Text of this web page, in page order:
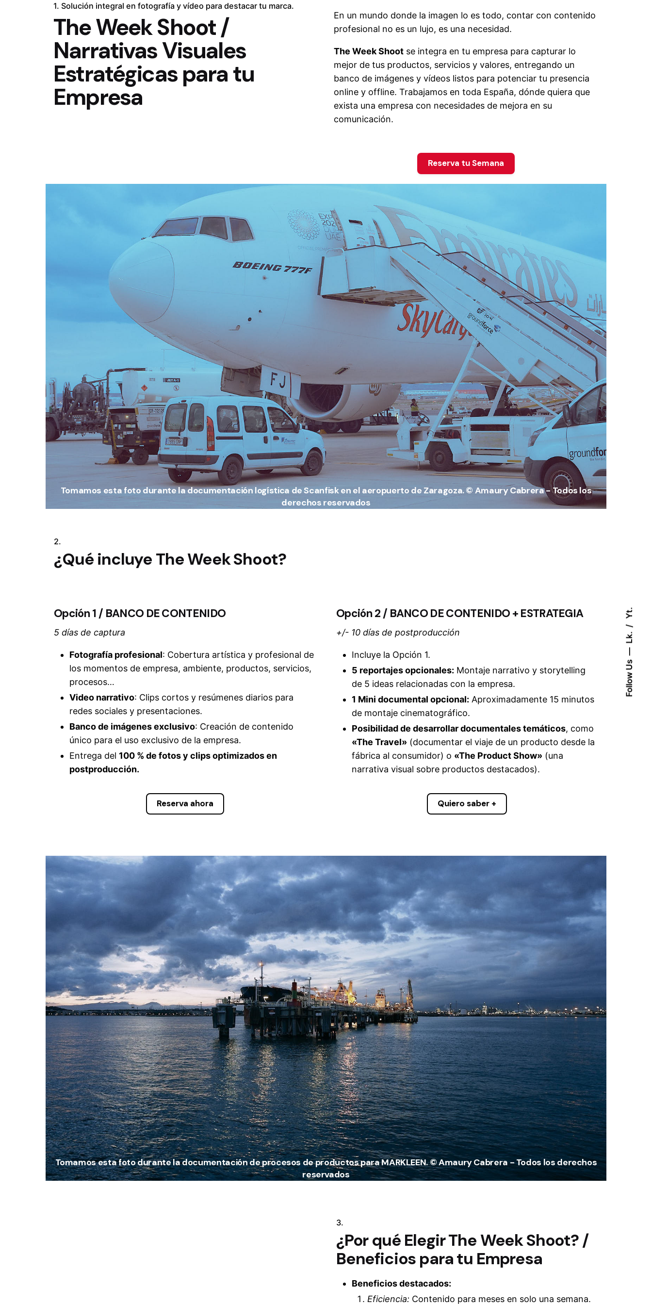
Follow Us
Lk.
Yt.
1. Solución integral en fotografía y vídeo para destacar tu marca.
The Week Shoot /
Narrativas Visuales
Estratégicas para tu
Empresa
En un mundo donde la imagen lo es todo, contar con contenido
profesional no es un lujo, es una necesidad.
The Week Shootse integra en tu empresa para capturar lo
mejor de tus productos, servicios y valores, entregando un
banco de imágenes y vídeos listos para potenciar tu presencia
online y offline. Trabajamos en toda España, dónde quiera que
exista una empresa con necesidades de mejora en su
comunicación.
Reserva tu Semana
Tomamos esta foto durante la documentación logística de Scanfisk en el aeropuerto de Zaragoza. © Amaury Cabrera - Todos los
derechos reservados
2.
¿Qué incluye The Week Shoot?
Opción 1 / BANCO DE CONTENIDO
5 días de captura
Fotografía profesional: Cobertura artística y profesional de
los momentos de empresa, ambiente, productos, servicios,
procesos…
Video narrativo: Clips cortos y resúmenes diarios para
redes sociales y presentaciones.
Banco de imágenes exclusivo: Creación de contenido
único para el uso exclusivo de la empresa.
Entrega del 100 % de fotos y clips optimizados en
postproducción.
Reserva ahora
Opción 2 / BANCO DE CONTENIDO + ESTRATEGIA
+/- 10 días de postproducción
Incluye la Opción 1.
5 reportajes opcionales: Montaje narrativo y storytelling
de 5 ideas relacionadas con la empresa.
1 Mini documental opcional: Aproximadamente 15 minutos
de montaje cinematográfico.
Posibilidad de desarrollar documentales temáticos, como
«The Travel»(documentar el viaje de un producto desde la
fábrica al consumidor) o «The Product Show»(una
narrativa visual sobre productos destacados).
Quiero saber +
Tomamos esta foto durante la documentación de procesos de productos para MARKLEEN. © Amaury Cabrera - Todos los derechos
reservados
3.
¿Por qué Elegir The Week Shoot? /
Beneficios para tu Empresa
Beneficios destacados:
Eficiencia: Contenido para meses en solo una semana.